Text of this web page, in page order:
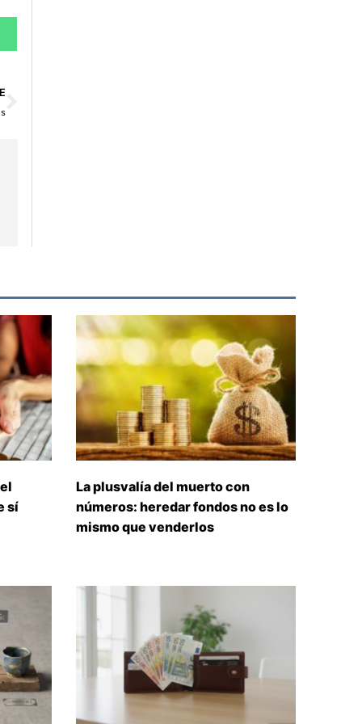
Siguiente
sí
La plusvalía del muerto con
números: heredar fondos no es lo
mismo que venderlos